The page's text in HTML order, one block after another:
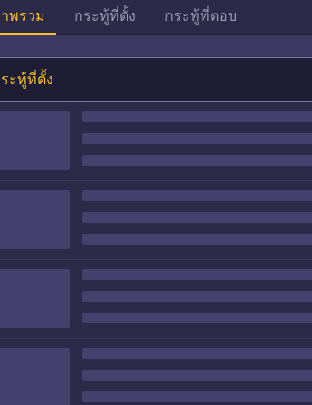
พรวม กระทู้ที่ตั้ง กระทู้ที่ตอบ
ะทู้ที่ตั้ง